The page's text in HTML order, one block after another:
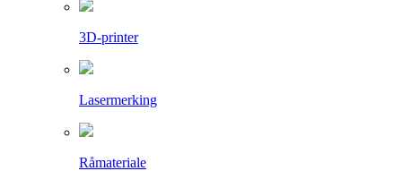
3D-printer
Lasermerking
Råmateriale